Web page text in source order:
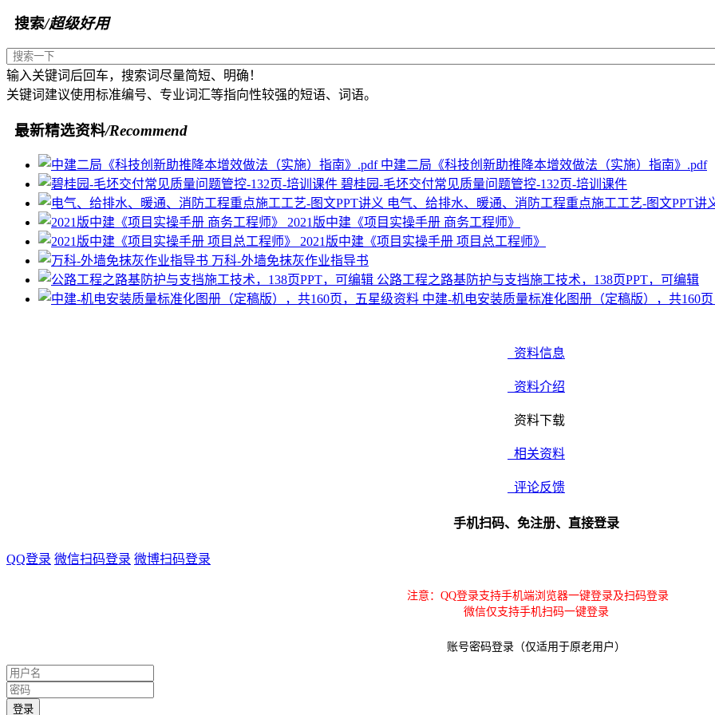
搜索/超级好用
输入关键词后回车，搜索词尽量简短、明确！
关键词建议使用标准编号、专业词汇等指向性较强的短语、词语。
最新精选资料/Recommend
中建二局《科技创新助推降本增效做法（实施）指南》.pdf
碧桂园-毛坯交付常见质量问题管控-132页-培训课件
电气、给排水、暖通、消防工程重点施工工艺-图文PPT讲
2021版中建《项目实操手册 商务工程师》
2021版中建《项目实操手册 项目总工程师》
万科-外墙免抹灰作业指导书
公路工程之路基防护与支挡施工技术，138页PPT，可编辑
中建-机电安装质量标准化图册（定稿版），共160
资料信息
资料介绍
资料下载
相关资料
评论反馈
手机扫码、免注册、直接登录
QQ登录 微信扫码登录 微博扫码登录
注意：QQ登录支持手机端浏览器一键登录及扫码登录
微信仅支持手机扫码一键登录
账号密码登录（仅适用于原老用户）